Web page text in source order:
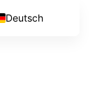
Deutsch